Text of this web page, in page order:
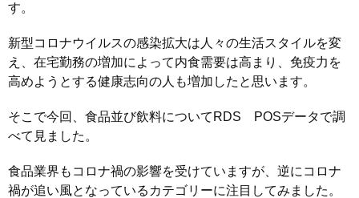
す。
新型コロナウイルスの感染拡大は人々の生活スタイルを変
え、在宅勤務の増加によって内食需要は高まり、免疫力を
高めようとする健康志向の人も増加したと思います。
そこで今回、食品並び飲料についてRDS POSデータで調
べて見ました。
食品業界もコロナ禍の影響を受けていますが、逆にコロナ
禍が追い風となっているカテゴリーに注目してみました。